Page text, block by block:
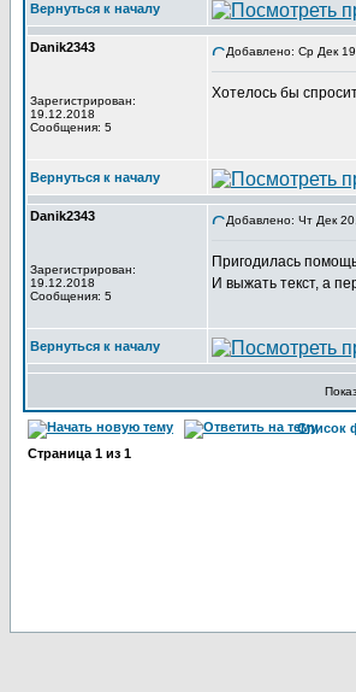
Вернуться к началу
Danik2343
Зарегистрирован:
19.12.2018
Сообщения: 5
Добавлено: Ср Дек
Хотелось бы
Вернуться к началу
Danik2343
Зарегистрирован:
19.12.2018
Сообщения: 5
Добавлено: Чт Дек
Пригодилась
И выжать текст, а
Вернуться к началу
Список
Страница 1 из 1